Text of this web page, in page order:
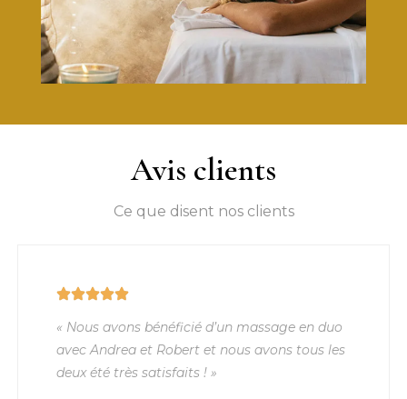
Avis clients
Ce que disent nos clients
« Nous avons bénéficié d’un massage en duo
avec Andrea et Robert et nous avons tous les
deux été très satisfaits ! »